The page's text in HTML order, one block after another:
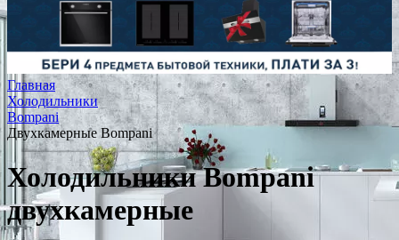
Главная
Холодильники
Bompani
Двухкамерные Bompani
Холодильники Bompani
двухкамерные